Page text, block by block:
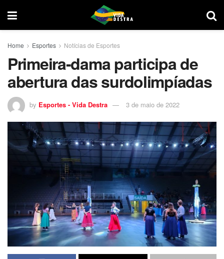
Home Esportes Notícias de Esportes
Primeira-dama participa de
abertura das surdolimpíadas
by Esportes - Vida Destra 3 de maio de 2022